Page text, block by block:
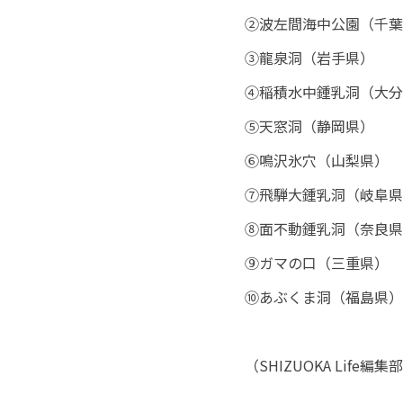
②波左間海中公園（千葉
③龍泉洞（岩手県）
④稲積水中鍾乳洞（大分
⑤天窓洞（静岡県）
⑥鳴沢氷穴（山梨県）
⑦飛騨大鍾乳洞（岐阜県
⑧面不動鍾乳洞（奈良県
⑨ガマの口（三重県）
⑩あぶくま洞（福島県）
（SHIZUOKA Life編集部